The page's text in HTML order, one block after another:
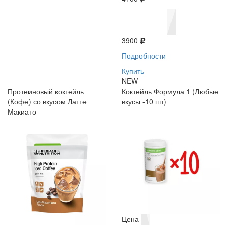
3900
Подробности
Купить
NEW
Протеиновый коктейль
(Кофе) со вкусом Латте
Макиато
Коктейль Формула 1 (Любые
вкусы -10 шт)
Цена